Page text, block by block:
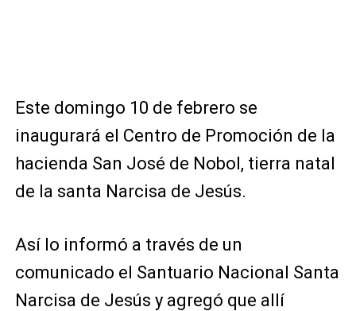
Este domingo 10 de febrero se
inaugurará el Centro de Promoción de la
hacienda San José de Nobol, tierra natal
de la santa Narcisa de Jesús.
Así lo informó a través de un
comunicado el Santuario Nacional Santa
Narcisa de Jesús y agregó que allí